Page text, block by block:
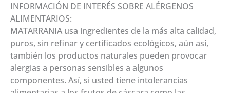
INFORMACIÓN DE INTERÉS SOBRE ALÉRGENOS
ALIMENTARIOS:
MATARRANIA usa ingredientes de la más alta calidad,
puros, sin refinar y certificados ecológicos, aún así,
también los productos naturales pueden provocar
alergias a personas sensibles a algunos
componentes. Así, si usted tiene intolerancias